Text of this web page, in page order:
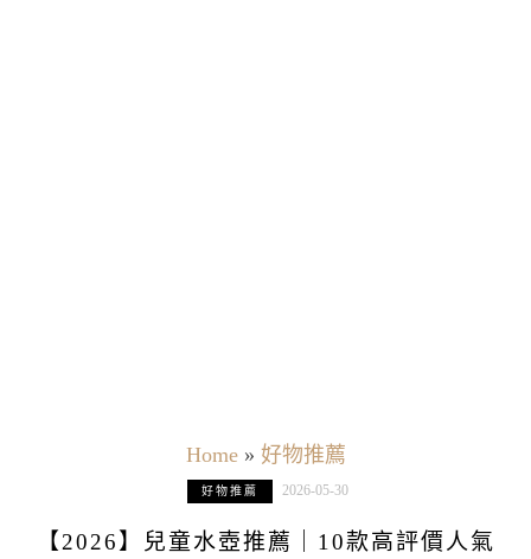
Home» 好物推薦
好物推薦 2026-05-30
【2026】兒童水壺推薦｜10款高評價人氣